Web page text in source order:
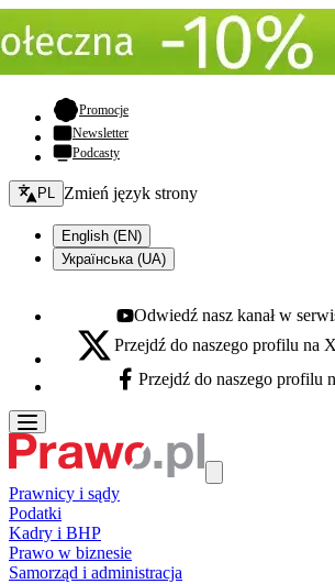
Promocje- otwiera się w nowej karcie
Newsletter
Podcasty
Zmień język - bieżący:
PL Zmień język strony
English (EN)
Українська (UA)
Youtube - otwiera się w nowej karcie
Odwiedź nasz kanał w
X - otwiera się w nowej karcie
Przejdź do naszego profilu na
Facebook - otwiera się w nowej karcie
Przejdź do naszego profilu
Prawnicy i sądy
Podatki
Kadry i BHP
Prawo w biznesie
Samorząd i administracja